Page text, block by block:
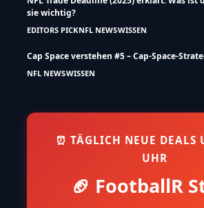
sie wichtig?
EDITORS PICKNFL NEWSWISSEN
Cap Space verstehen #5 – Cap-Space-
NFL NEWSWISSEN
⏰ TÄGLICH NEUE DEALS
UHR
🏈 FootballR